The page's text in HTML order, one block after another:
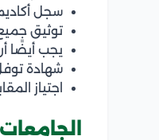
سجل
توثيق
يجب أيضًا
شهادة
اجتياز